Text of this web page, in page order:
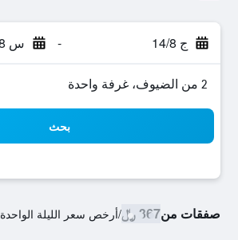
ج 14/8 - س 15/8
2 من الضيوف، غرفة واحدة
بحث
صفقات من367 ﷼ /أرخص سعر الليلة الواحدة